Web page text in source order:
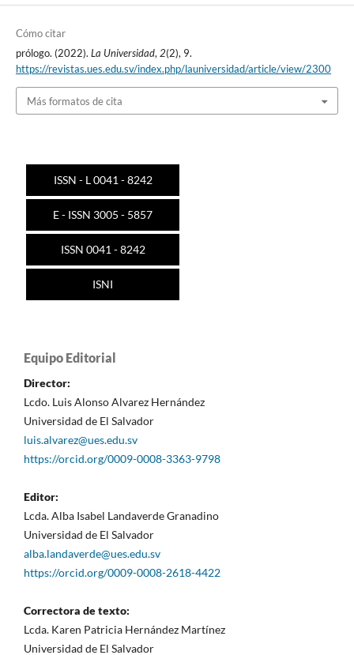
Cómo citar
prólogo. (2022). La Universidad,2(2), 9.
https://revistas.ues.edu.sv/index.php/launiversidad/article/view/2300
Más formatos de cita
ISSN - L 0041 - 8242
E - ISSN 3005 - 5857
ISSN 0041 - 8242
ISNI
Equipo Editorial
Director:
Lcdo. Luis Alonso Alvarez Hernández
Universidad de El Salvador
luis.alvarez@ues.edu.sv
https://orcid.org/0009-0008-3363-9798
Editor:
Lcda. Alba Isabel Landaverde Granadino
Universidad de El Salvador
alba.landaverde@ues.edu.sv
https://orcid.org/0009-0008-2618-4422
Correctora de texto:
Lcda. Karen Patricia Hernández Martínez
Universidad de El Salvador